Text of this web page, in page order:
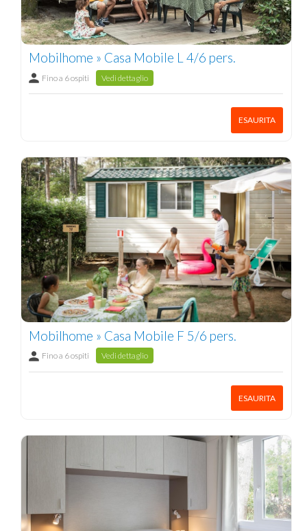
Mobilhome » Casa Mobile L 4/6 pers.
Fino a 6 ospiti Vedi dettaglio
ESAURITA
Mobilhome » Casa Mobile F 5/6 pers.
Fino a 6 ospiti Vedi dettaglio
ESAURITA